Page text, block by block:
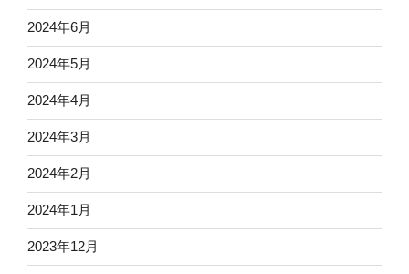
2024年6月
2024年5月
2024年4月
2024年3月
2024年2月
2024年1月
2023年12月